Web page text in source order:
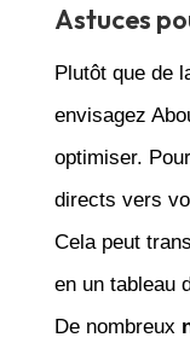
Astuces
Plutôt que de
envisagez
optimiser.
directs vers
Cela peut
en un tableau
De nombreux